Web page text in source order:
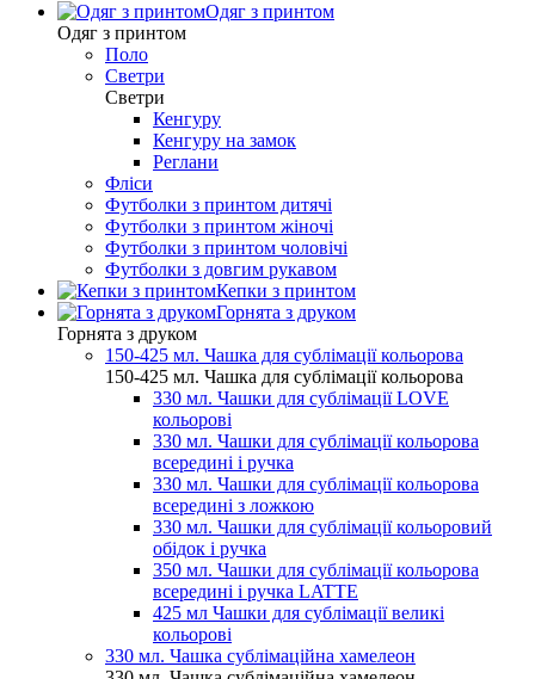
Одяг з принтом
Одяг з принтом
Поло
Светри
Светри
Кенгуру
Кенгуру на замок
Реглани
Фліси
Футболки з принтом дитячі
Футболки з принтом жіночі
Футболки з принтом чоловічі
Футболки з довгим рукавом
Кепки з принтом
Горнята з друком
Горнята з друком
150-425 мл. Чашка для сублімації кольорова
150-425 мл. Чашка для сублімації кольорова
330 мл. Чашки для сублімації LOVE
кольорові
330 мл. Чашки для сублімації кольорова
всередині і ручка
330 мл. Чашки для сублімації кольорова
всередині з ложкою
330 мл. Чашки для сублімації кольоровий
обідок і ручка
350 мл. Чашки для сублімації кольорова
всередині і ручка LATTE
425 мл Чашки для сублімації великі
кольорові
330 мл. Чашка сублімаційна хамелеон